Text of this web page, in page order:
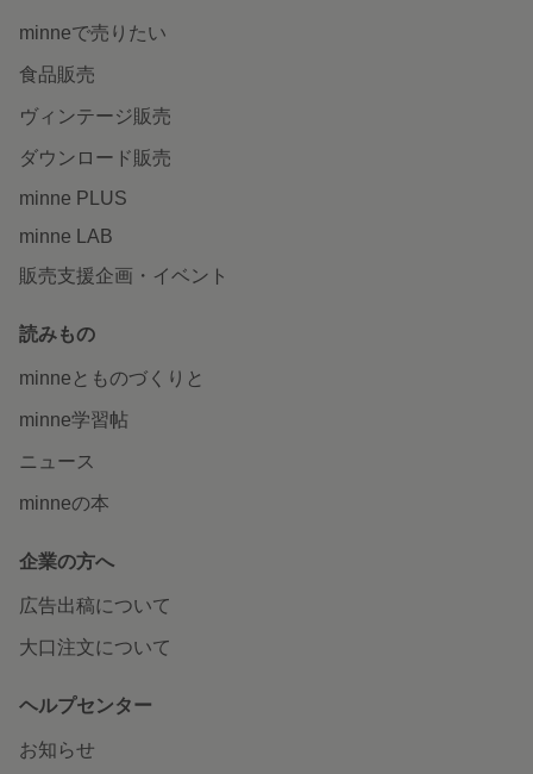
minneで売りたい
食品販売
ヴィンテージ販売
ダウンロード販売
minne PLUS
minne LAB
販売支援企画・イベント
読みもの
minneとものづくりと
minne学習帖
ニュース
minneの本
企業の方へ
広告出稿について
大口注文について
ヘルプセンター
お知らせ